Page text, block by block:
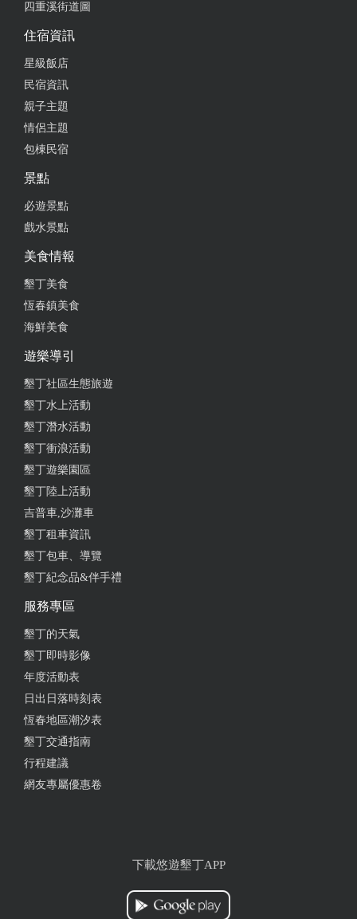
四重溪街道圖
住宿資訊
星級飯店
民宿資訊
親子主題
情侶主題
包棟民宿
景點
必遊景點
戲水景點
美食情報
墾丁美食
恆春鎮美食
海鮮美食
遊樂導引
墾丁社區生態旅遊
墾丁水上活動
墾丁潛水活動
墾丁衝浪活動
墾丁遊樂園區
墾丁陸上活動
吉普車,沙灘車
墾丁租車資訊
墾丁包車、導覽
墾丁紀念品&伴手禮
服務專區
墾丁的天氣
墾丁即時影像
年度活動表
日出日落時刻表
恆春地區潮汐表
墾丁交通指南
行程建議
網友專屬優惠卷
下載悠遊墾丁APP